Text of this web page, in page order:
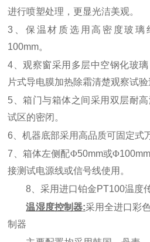
进行喷塑处理，更显光洁美观。
3 、保温材质选用高密度玻
100mm。
4 、观察窗采用多层中空钢化玻
片式导电膜加热除霜清楚观察试验
5 、箱门与箱体之间采用双层耐
试区的密闭。
6 、机器底部采用高品质可固定式
7 、箱体左侧配Φ50mm或Φ100mm
接测试电源线或信号线使用。
8 、采用进口铂金PT100温度
温湿度控制器:采用全进口彩
制器